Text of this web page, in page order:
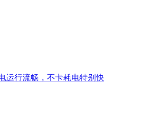
运行流畅，不卡耗电特别快